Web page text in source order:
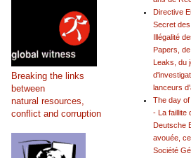
Directive
Secret
Illégalité
Papers,
Leaks, du
lanceurs
The day
- La faillite
Deutsche
avouée,
Société
Breaking the links
between
natural resources,
conflict and corruption